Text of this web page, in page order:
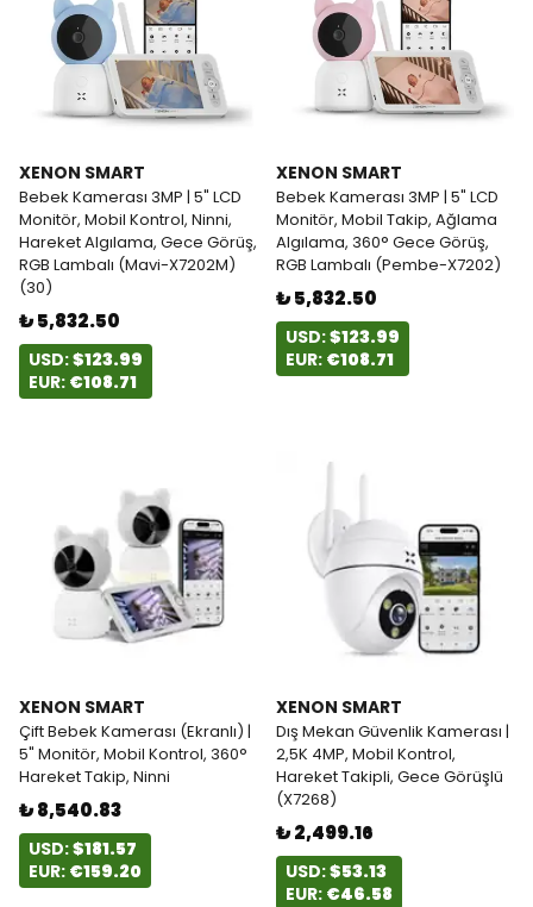
XENON SMART
Bebek Kamerası 3MP | 5" LCD
Monitör, Mobil Kontrol, Ninni,
Hareket Algılama, Gece Görüş,
RGB Lambalı (Mavi-X7202M)
(30)
₺ 5,832.50
USD:$123.99
EUR: €108.71
XENON SMART
Bebek Kamerası 3MP | 5" LCD
Monitör, Mobil Takip, Ağlama
Algılama, 360° Gece Görüş,
RGB Lambalı (Pembe-X7202)
₺ 5,832.50
USD:$123.99
EUR: €108.71
XENON SMART
Çift Bebek Kamerası (Ekranlı) |
5" Monitör, Mobil Kontrol, 360°
Hareket Takip, Ninni
₺ 8,540.83
USD:$181.57
EUR: €159.20
XENON SMART
Dış Mekan Güvenlik Kamerası |
2,5K 4MP, Mobil Kontrol,
Hareket Takipli, Gece Görüşlü
(X7268)
₺ 2,499.16
USD:$53.13
EUR: €46.58